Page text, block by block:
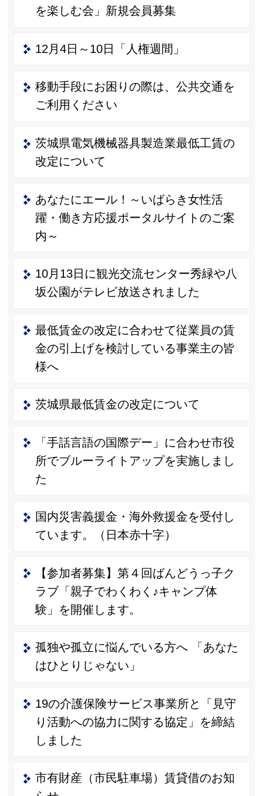
を楽しむ会」新規会員募集
12月4日～10日「人権週間」
移動手段にお困りの際は、公共交通を
ご利用ください
茨城県電気機械器具製造業最低工賃の
改定について
あなたにエール！～いばらき女性活
躍・働き方応援ポータルサイトのご案
内～
10月13日に観光交流センター秀緑や八
坂公園がテレビ放送されました
最低賃金の改定に合わせて従業員の賃
金の引上げを検討している事業主の皆
様へ
茨城県最低賃金の改定について
「手話言語の国際デー」に合わせ市役
所でブルーライトアップを実施しまし
た
国内災害義援金・海外救援金を受付し
ています。（日本赤十字）
【参加者募集】第４回ばんどうっ子ク
ラブ「親子でわくわく♪キャンプ体
験」を開催します。
孤独や孤立に悩んでいる方へ 「あなた
はひとりじゃない」
19の介護保険サービス事業所と「見守
り活動への協力に関する協定」を締結
しました
市有財産（市民駐車場）賃貸借のお知